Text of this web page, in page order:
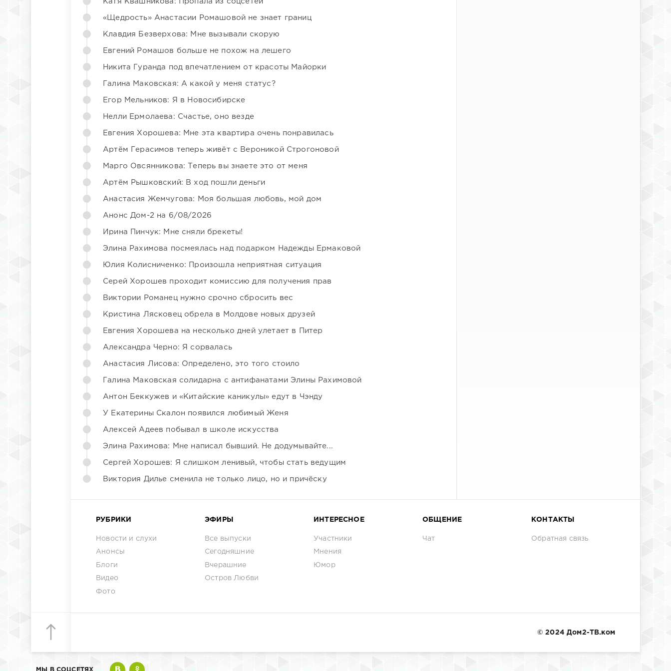
«Щедрость» Анастасии Ромашовой не знает границ
Клавдия Безверхова: Мне вызывали скорую
Евгений Ромашов больше не похож на лешего
Никита Гуранда под впечатлением от красоты Майорки
Галина Маковская: А какой у меня статус?
Егор Мельников: Я в Новосибирске
Нелли Ермолаева: Счастье, оно везде
Евгения Хорошева: Мне эта квартира очень понравилась
Артём Герасимов теперь живёт с Вероникой Строгоновой
Марго Овсянникова: Теперь вы знаете это от меня
Артём Рышковский: В ход пошли деньги
Анастасия Жемчугова: Моя большая любовь, мой дом
Анонс Дом-2 на 6/08/2026
Ирина Пинчук: Мне сняли брекеты!
Элина Рахимова посмеялась над подарком Надежды Ермаковой
Юлия Колисниченко: Произошла неприятная ситуация
Серей Хорошев проходит комиссию для получения прав
Виктории Романец нужно срочно сбросить вес
Кристина Лясковец обрела в Молдове новых друзей
Евгения Хорошева на несколько дней улетает в Питер
Александра Черно: Я сорвалась
Анастасия Лисова: Определено, это того стоило
Галина Маковская солидарна с антифанатами Элины Рахимовой
Антон Беккужев и «Китайские каникулы» едут в Чэнду
У Екатерины Скалон появился любимый Женя
Алексей Адеев побывал в школе искусства
Элина Рахимова: Мне написал бывший. Не додумывайте...
Сергей Хорошев: Я слишком ленивый, чтобы стать ведущим
Виктория Дилье сменила не только лицо, но и причёску
РУБРИКИ
Новости и слухи
Анонсы
Блоги
Видео
Фото
ЭФИРЫ
Все выпуски
Сегодняшние
Вчерашние
Остров Любви
ИНТЕРЕСНОЕ
Участники
Мнения
Юмор
ОБЩЕНИЕ
Чат
КОНТАКТЫ
Обратная связь
© 2024 Дом2-ТВ.ком
МЫ В СОЦСЕТЯХ